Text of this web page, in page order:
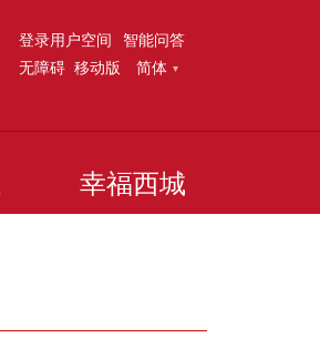
登录用户空间 智能问答
无障碍 移动版 简体
幸福西城